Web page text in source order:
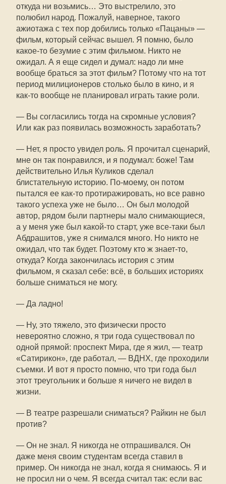
откуда ни возьмись… Это выстрелило, это
полюбил народ. Пожалуй, наверное, такого
ажиотажа с тех пор добились только «Пацаны» —
фильм, который сейчас вышел. Я помню, было
какое-то безумие с этим фильмом. Никто не
ожидал. А я еще сидел и думал: надо ли мне
вообще браться за этот фильм? Потому что на тот
период милиционеров столько было в кино, и я
как-то вообще не планировал играть такие роли.
— Вы согласились тогда на скромные условия?
Или как раз появилась возможность заработать?
— Нет, я просто увидел роль. Я прочитал сценарий,
мне он так понравился, и я подумал: боже! Там
действительно Илья Куликов сделал
блистательную историю. По-моему, он потом
пытался ее как-то протиражировать, но все равно
такого успеха уже не было… Он был молодой
автор, рядом были партнеры мало снимающиеся,
а у меня уже был какой-то старт, уже все-таки был
Абдрашитов, уже я снимался много. Но никто не
ожидал, что так будет. Поэтому кто ж знает-то,
откуда? Когда закончилась история с этим
фильмом, я сказал себе: всё, в больших историях
больше сниматься не могу.
— Да ладно!
— Ну, это тяжело, это физически просто
невероятно сложно, я три года существовал по
одной прямой: проспект Мира, где я жил, — театр
«Сатирикон», где работал, — ВДНХ, где проходили
съемки. И вот я просто помню, что три года был
этот треугольник и больше я ничего не видел в
жизни.
— В театре разрешали сниматься? Райкин не был
против?
— Он не знал. Я никогда не отпрашивался. Он
даже меня своим студентам всегда ставил в
пример. Он никогда не знал, когда я снимаюсь. Я и
не просил ни о чем. Я всегда считал так: если вас